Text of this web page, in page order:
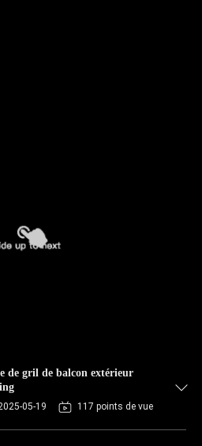
de gril de balcon extérieur
05-19 117 points de vue